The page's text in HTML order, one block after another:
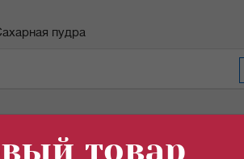
пудра
Молоко сгущенное "Алексеевское"